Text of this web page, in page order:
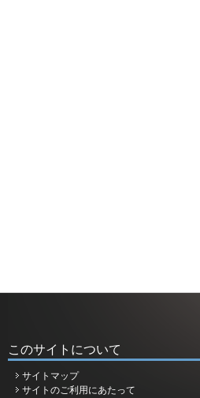
このサイトについて
サイトマップ
サイトのご利用にあたって